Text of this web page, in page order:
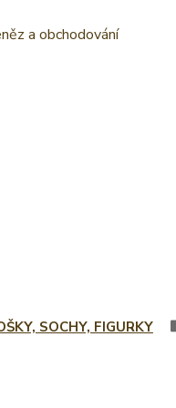
a obchodování
SOCHY, FIGURKY